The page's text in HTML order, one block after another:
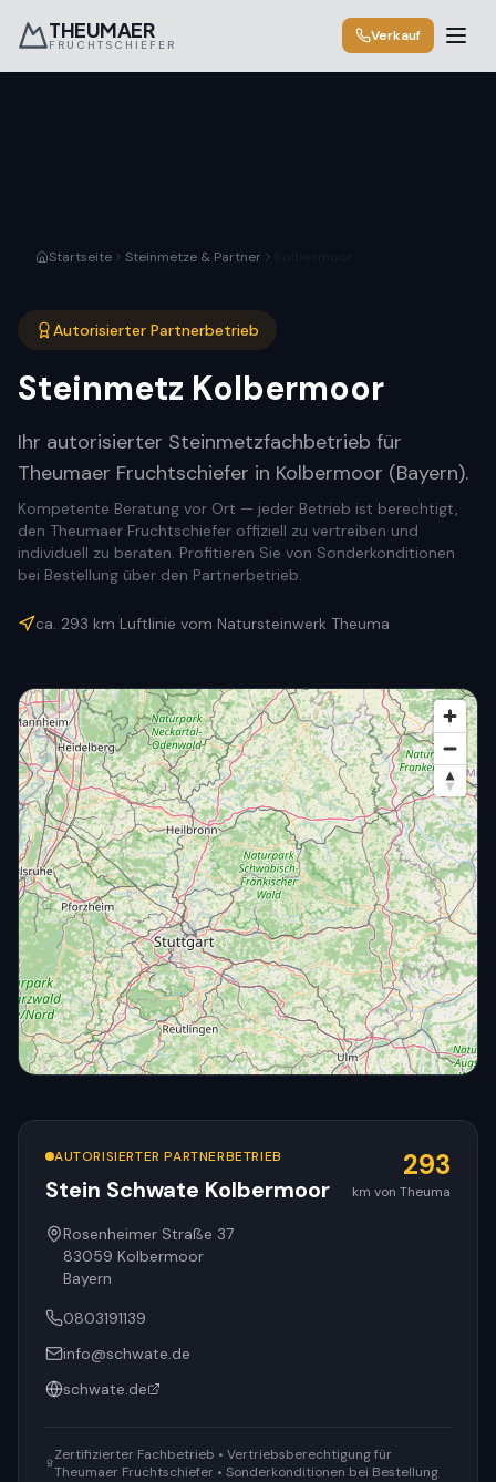
THEUMAER
FRUCHTSCHIEFER
Verkauf
Startseite Steinmetze & Partner
Autorisierter Partnerbetrieb
Steinmetz Kolbermoor
Ihr autorisierter Steinmetzfachbetrieb für
Theumaer Fruchtschiefer in Kolbermoor (Bayern).
Kompetente Beratung vor Ort — jeder Betrieb ist berechtigt,
den Theumaer Fruchtschiefer offiziell zu vertreiben und
individuell zu beraten. Profitieren Sie von Sonderkonditionen
bei Bestellung über den Partnerbetrieb.
ca. 293 km Luftlinie vom Natursteinwerk Theuma
AUTORISIERTER PARTNERBETRIEB
Stein Schwate Kolbermoor
293
km von Theuma
Rosenheimer Straße 37
83059 Kolbermoor
Bayern
0803191139
info@schwate.de
schwate.de
Zertifizierter Fachbetrieb • Vertriebsberechtigung für
Theumaer Fruchtschiefer • Sonderkonditionen bei Bestellung